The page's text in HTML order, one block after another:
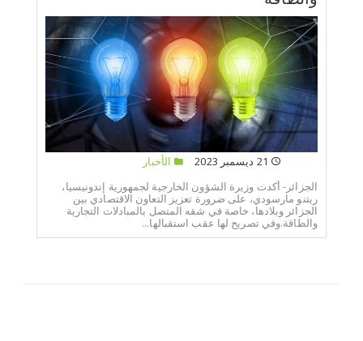
الأخبار
الجزائر- أكدت وزيرة الشؤون الخارجية لجمهورية إندونيسيا،
ريتنو مارسودي، على ضرورة تعزيز التعاون الاقتصادي بين
الجزائر وبلادها، خاصة في شقه المتصل بالمبادلات التجارية
والطاقة.وفي تصريح لها عقب استقبالها...